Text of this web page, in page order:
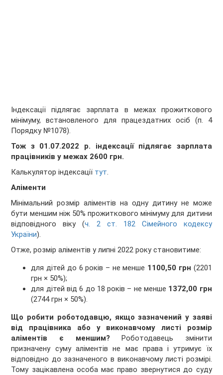
Індексації підлягає зарплата в межах прожиткового
мінімуму, встановленого для працездатних осіб (п. 4
Порядку №1078).
Тож з 01.07.2022 р. індексації підлягає зарплата
працівників у межах 2600 грн.
Калькулятор індексації тут.
Аліменти
Мінімальний розмір аліментів на одну дитину не може
бути меншим ніж 50% прожиткового мінімуму для дитини
відповідного віку (ч. 2 ст. 182 Сімейного кодексу
України).
Отже, розмір аліментів у липні 2022 року становитиме:
для дітей до 6 років – не менше 1100,50 грн (2201
грн × 50%);
для дітей від 6 до 18 років – не менше 1372,00 грн
(2744 грн × 50%).
Що робити роботодавцю, якщо зазначений у заяві
від працівника або у виконавчому листі розмір
аліментів є меншим?Роботодавець змінити
призначену суму аліментів не має права і утримує їх
відповідно до зазначеного в виконавчому листі розмірі.
Тому зацікавлена особа має право звернутися до суду